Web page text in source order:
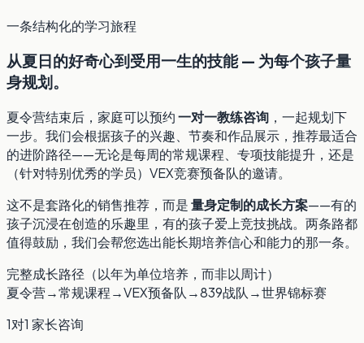
一条结构化的学习旅程
从夏日的好奇心到受用一生的技能 — 为每个孩子量
身规划。
夏令营结束后，家庭可以预约一对一教练咨询 ，一起规划下
一步。我们会根据孩子的兴趣、节奏和作品展示，推荐最适合
的进阶路径——无论是每周的常规课程、专项技能提升，还是
（针对特别优秀的学员）VEX竞赛预备队的邀请。
这不是套路化的销售推荐，而是量身定制的成长方案——有的
孩子沉浸在创造的乐趣里，有的孩子爱上竞技挑战。两条路都
值得鼓励，我们会帮您选出能长期培养信心和能力的那一条。
完整成长路径（以年为单位培养，而非以周计）
夏令营→常规课程→VEX预备队→839战队→世界锦标赛
1对1 家长咨询